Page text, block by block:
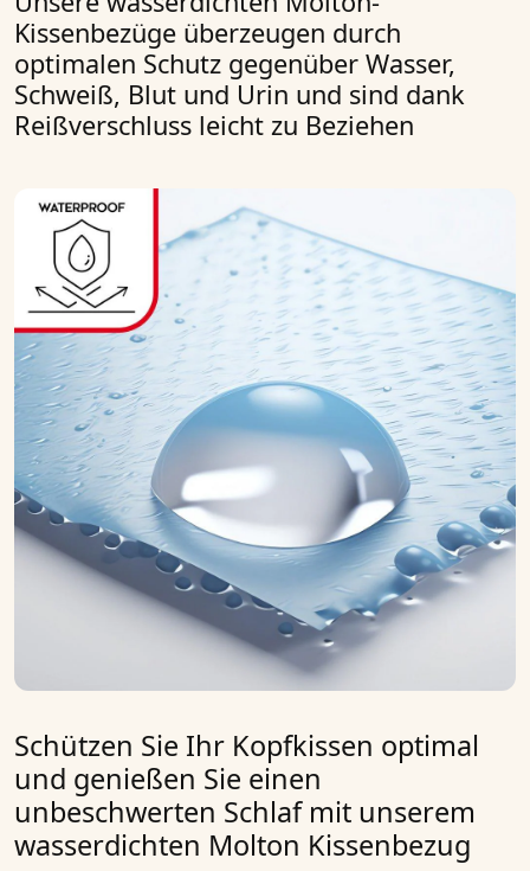
Kissenbezüge überzeugen durch
optimalen Schutz gegenüber Wasser,
Schweiß, Blut und Urin und sind dank
Reißverschluss leicht zu Beziehen
Schützen Sie Ihr Kopfkissen optimal
und genießen Sie einen
unbeschwerten Schlaf mit unserem
wasserdichten Molton Kissenbezug